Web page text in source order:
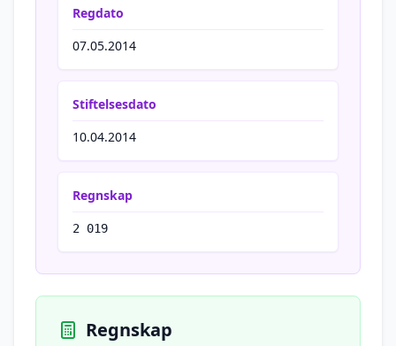
Regdato
07.05.2014
Stiftelsesdato
10.04.2014
Regnskap
2 019
Regnskap